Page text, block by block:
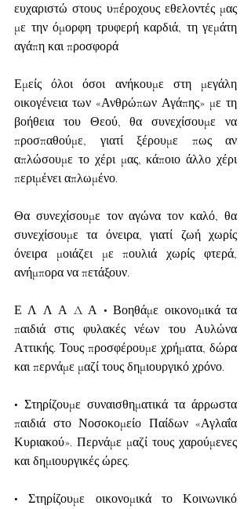
ευχαριστώ στους υπέροχους εθελοντές μας
με την όμορφη τρυφερή καρδιά, τη γεμάτη
αγάπη και προσφορά
Εμείς όλοι όσοι ανήκουμε στη μεγάλη
οικογένεια των «Ανθρώπων Αγάπης» με τη
βοήθεια του Θεού, θα συνεχίσουμε να
προσπαθούμε, γιατί ξέρουμε πως αν
απλώσουμε το χέρι μας, κάποιο άλλο χέρι
περιμένει απλωμένο.
Θα συνεχίσουμε τον αγώνα τον καλό, θα
συνεχίσουμε τα όνειρα, γιατί ζωή χωρίς
όνειρα μοιάζει με πουλιά χωρίς φτερά,
ανήμπορα να πετάξουν.
Ε Λ Λ Α Δ Α • Βοηθάμε οικονομικά τα
παιδιά στις φυλακές νέων του Αυλώνα
Αττικής. Τους προσφέρουμε χρήματα, δώρα
και περνάμε μαζί τους δημιουργικό χρόνο.
• Στηρίζουμε συναισθηματικά τα άρρωστα
παιδιά στο Νοσοκομείο Παίδων «Αγλαΐα
Κυριακού». Περνάμε μαζί τους χαρούμενες
και δημιουργικές ώρες.
• Στηρίζουμε οικονομικά το Κοινωνικό